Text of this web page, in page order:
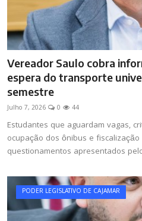
Vereador Saulo cobra
espera do transporte
semestre
Julho 7, 2026 0 44
Estudantes que aguardam vagas,
ocupação dos ônibus e
questionamentos apresentados
PODER LEGISLATIVO DE CAJAMAR